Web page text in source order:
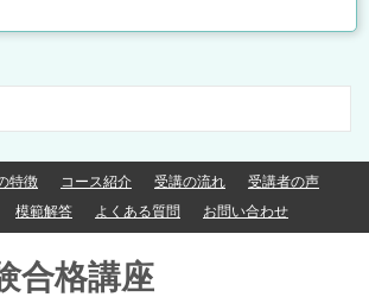
特徴 コース紹介 受講の流れ
受講者の声
模範解答 よくある質問 お問い合わせ
合格講座